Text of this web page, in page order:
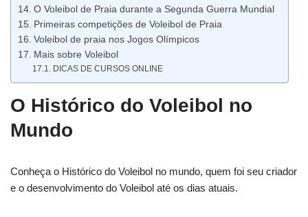
O Voleibol de Praia durante a Segunda Guerra Mundial
Primeiras competições de Voleibol de Praia
Voleibol de praia nos Jogos Olímpicos
Mais sobre Voleibol
DICAS DE CURSOS ONLINE
O Histórico do Voleibol no
Mundo
Conheça o Histórico do Voleibol no mundo, quem foi seu criador
e o desenvolvimento do Voleibol até os dias atuais.